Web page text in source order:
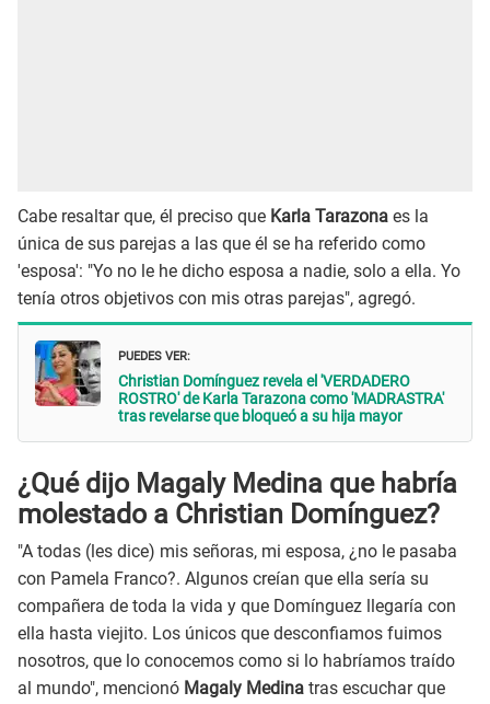
Cabe resaltar que, él preciso que Karla Tarazona es la
única de sus parejas a las que él se ha referido como
'esposa': "Yo no le he dicho esposa a nadie, solo a ella. Yo
tenía otros objetivos con mis otras parejas", agregó.
PUEDES VER:
Christian Domínguez revela el 'VERDADERO
ROSTRO' de Karla Tarazona como 'MADRASTRA'
tras revelarse que bloqueó a su hija mayor
¿Qué dijo Magaly Medina que habría
molestado a Christian Domínguez?
"A todas (les dice) mis señoras, mi esposa, ¿no le pasaba
con Pamela Franco?. Algunos creían que ella sería su
compañera de toda la vida y que Domínguez llegaría con
ella hasta viejito. Los únicos que desconfiamos fuimos
nosotros, que lo conocemos como si lo habríamos traído
al mundo", mencionó Magaly Medina tras escuchar que